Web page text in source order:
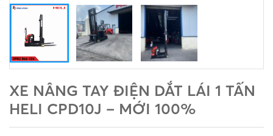
XE NÂNG TAY ĐIỆN DẮT LÁI 1 TẤN
HELI CPD10J – MỚI 100%